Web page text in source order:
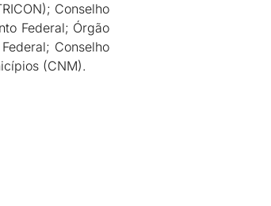
Conselho
Federal; Órgão
Conselho
(CNM).